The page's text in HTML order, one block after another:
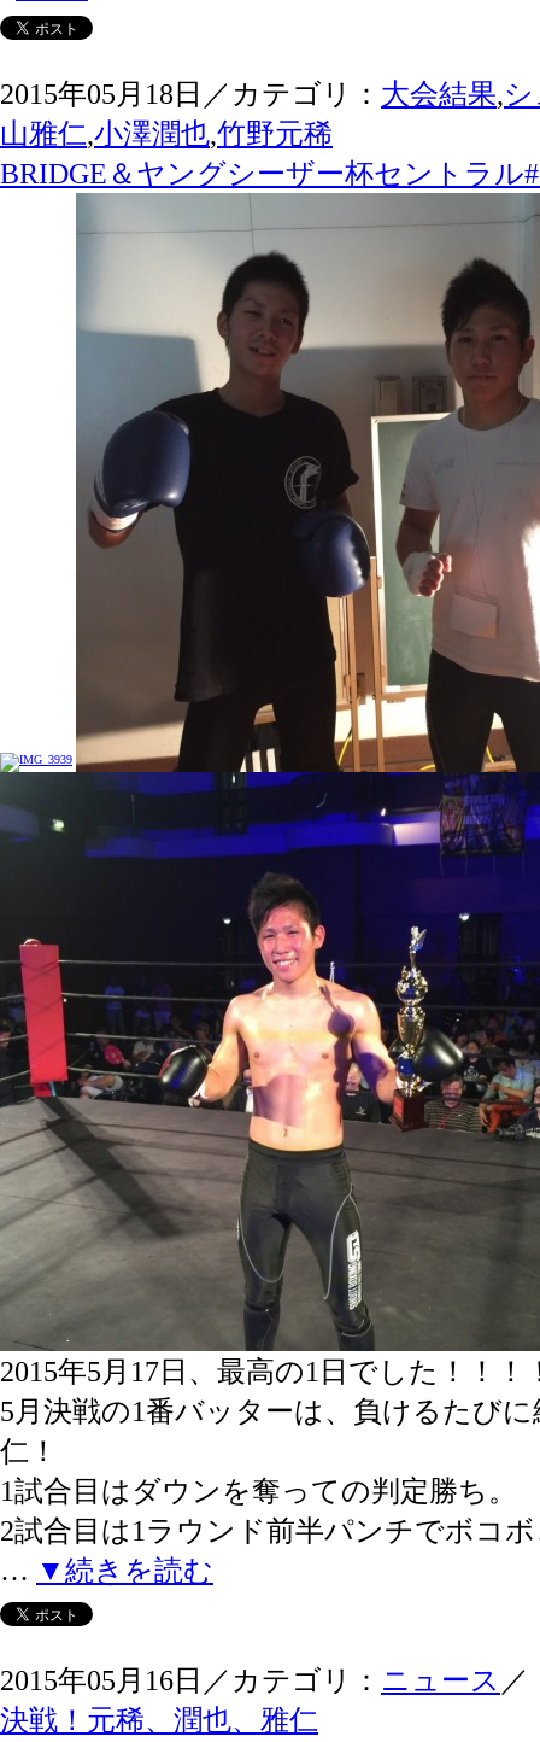
2015年05月18日／カテゴリ： 大会結果,
山雅仁,小澤潤也,竹野元稀
BRIDGE＆ヤングシーザー杯セントラル
2015年5月17日、最高の1日でした！！！
5月決戦の1番バッターは、負けるたび
仁！
1試合目はダウンを奪っての判定勝ち。
2試合目は1ラウンド前半パンチでボコ
… ▼続きを読む
2015年05月16日／カテゴリ： ニュース ／
決戦！元稀、潤也、雅仁